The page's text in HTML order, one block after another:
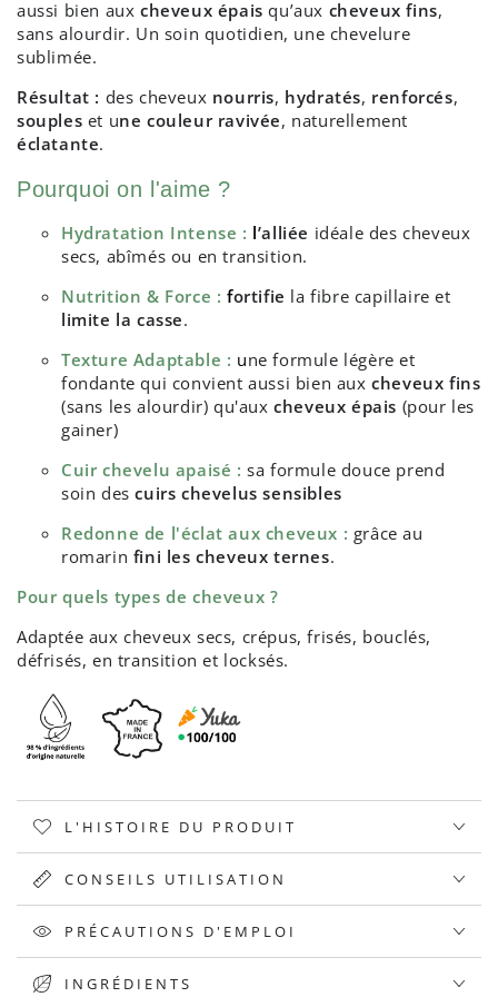
aussi bien aux cheveux épaisqu’aux cheveux fins,
sans alourdir. Un soin quotidien, une chevelure
sublimée.
Résultat : des cheveux nourris, hydratés, renforcés,
souples et une couleur ravivée, naturellement
éclatante.
Pourquoi on l'aime ?
Hydratation Intense : l’alliée idéale des cheveux
secs, abîmés ou en transition.
Nutrition & Force : fortifie la fibre capillaire et
limite la casse.
Texture Adaptable : une formule légère et
fondante qui convient aussi bien auxcheveux fins
(sans les alourdir) qu'auxcheveux épais (pour les
gainer)
Cuir chevelu apaisé : sa formule douce prend
soin descuirs chevelus sensibles
Redonne de l'éclat aux cheveux : grâce au
romarin fini les cheveux ternes.
Pour quels types de cheveux ?
Adaptée aux cheveux secs, crépus, frisés, bouclés,
défrisés, en transition et locksés.
L'HISTOIRE DU PRODUIT
CONSEILS UTILISATION
PRÉCAUTIONS D'EMPLOI
INGRÉDIENTS